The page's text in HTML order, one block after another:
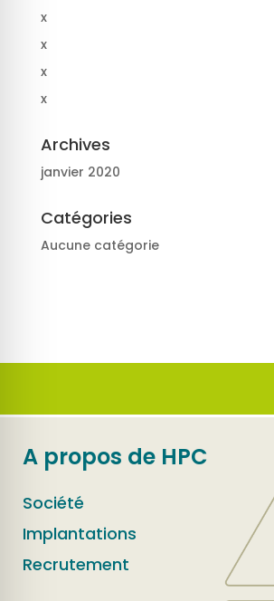
x
x
x
x
Archives
janvier 2020
Catégories
Aucune catégorie
A propos de HPC
Société
Implantations
Recrutement